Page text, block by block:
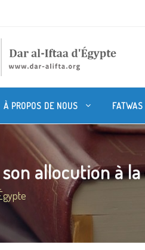
À PROPOS DE NOUS FATWAS
allocution à